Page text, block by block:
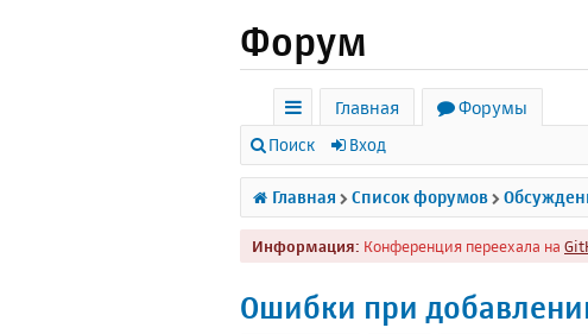
Форум
с
ы
л
к
Главная
Форумы
Поиск Вход
Главная Список форумов
Информация: Конференция переехала на
Ошибки при